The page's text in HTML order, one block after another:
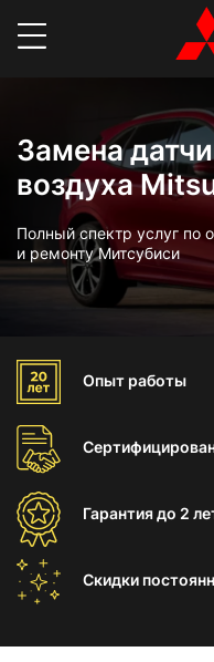
Замена
воздуха
Полный спектр услуг по
и ремонту Митсубиси
Опыт работы
Гарантиядо 2
Скидки